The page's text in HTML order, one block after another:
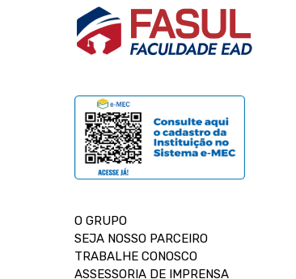
O GRUPO
SEJA NOSSO PARCEIRO
TRABALHE CONOSCO
ASSESSORIA DE IMPRENSA